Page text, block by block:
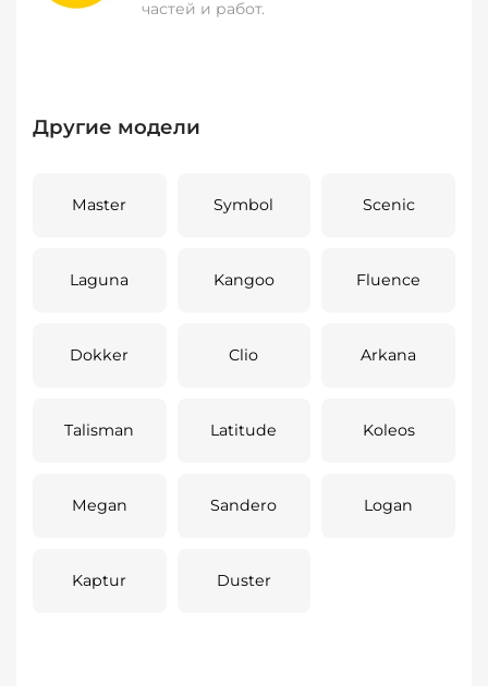
частей и работ.
Другие модели
Master Symbol Scenic
Laguna Kangoo Fluence
Dokker Clio Arkana
Talisman Latitude Koleos
Megan Sandero Logan
Kaptur Duster